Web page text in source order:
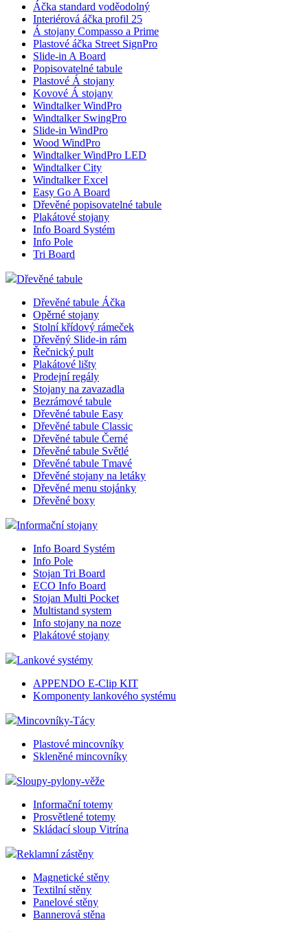
Áčka standard voděodolný
Interiérová áčka profil 25
Á stojany Compasso a Prime
Plastové áčka Street SignPro
Slide-in A Board
Popisovatelné tabule
Plastové Á stojany
Kovové Á stojany
Windtalker WindPro
Windtalker SwingPro
Slide-in WindPro
Wood WindPro
Windtalker WindPro LED
Windtalker City
Windtalker Excel
Easy Go A Board
Dřevěné popisovatelné tabule
Plakátové stojany
Info Board Systém
Info Pole
Tri Board
Dřevěné tabule
Dřevěné tabule Áčka
Opěrné stojany
Stolní křídový rámeček
Dřevěný Slide-in rám
Řečnický pult
Plakátové lišty
Prodejní regály
Stojany na zavazadla
Bezrámové tabule
Dřevěné tabule Easy
Dřevěné tabule Classic
Dřevěné tabule Černé
Dřevěné tabule Světlé
Dřevěné tabule Tmavé
Dřevěné stojany na letáky
Dřevěné menu stojánky
Dřevěné boxy
Informační stojany
Info Board Systém
Info Pole
Stojan Tri Board
ECO Info Board
Stojan Multi Pocket
Multistand system
Info stojany na noze
Plakátové stojany
Lankové systémy
APPENDO E-Clip KIT
Komponenty lankového systému
Mincovníky-Tácy
Plastové mincovníky
Skleněné mincovníky
Sloupy-pylony-věže
Informační totemy
Prosvětlené totemy
Skládací sloup Vitrína
Reklamní zástěny
Magnetické stěny
Textilní stěny
Panelové stěny
Bannerová stěna